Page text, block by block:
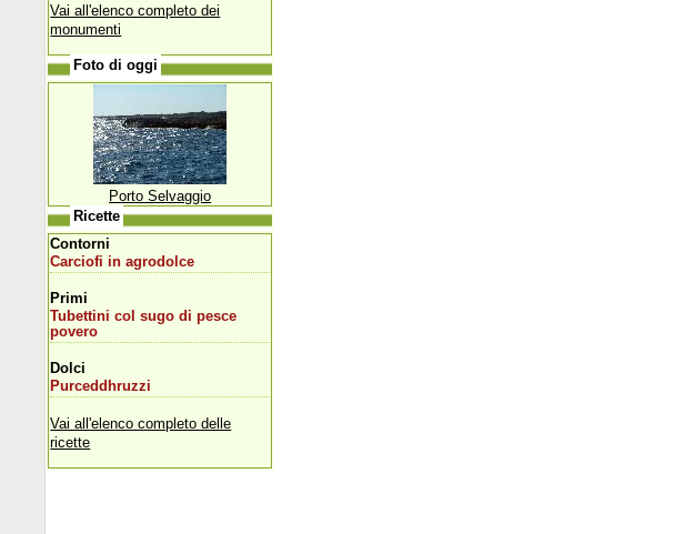
Vai all'elenco completo dei
monumenti
Foto di oggi
Porto Selvaggio
Ricette
Contorni
Carciofi in agrodolce
Primi
Tubettini col sugo di pesce
povero
Dolci
Purceddhruzzi
Vai all'elenco completo delle
ricette